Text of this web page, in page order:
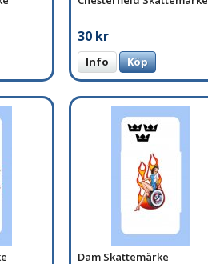
30 kr
Info Köp
Dam Skattemärke